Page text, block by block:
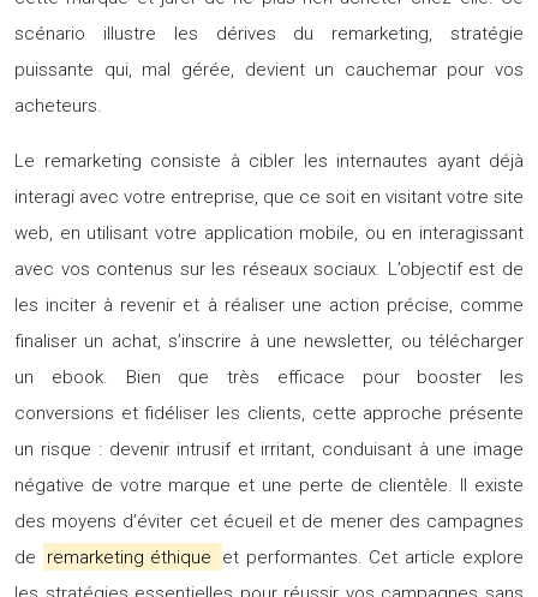
scénario illustre les dérives du remarketing, stratégie
puissante qui, mal gérée, devient un cauchemar pour vos
acheteurs.
Le remarketing consiste à cibler les internautes ayant déjà
interagi avec votre entreprise, que ce soit en visitant votre site
web, en utilisant votre application mobile, ou en interagissant
avec vos contenus sur les réseaux sociaux. L’objectif est de
les inciter à revenir et à réaliser une action précise, comme
finaliser un achat, s’inscrire à une newsletter, ou télécharger
un ebook. Bien que très efficace pour booster les
conversions et fidéliser les clients, cette approche présente
un risque : devenir intrusif et irritant, conduisant à une image
négative de votre marque et une perte de clientèle. Il existe
des moyens d’éviter cet écueil et de mener des campagnes
de
remarketing éthique
et performantes. Cet article explore